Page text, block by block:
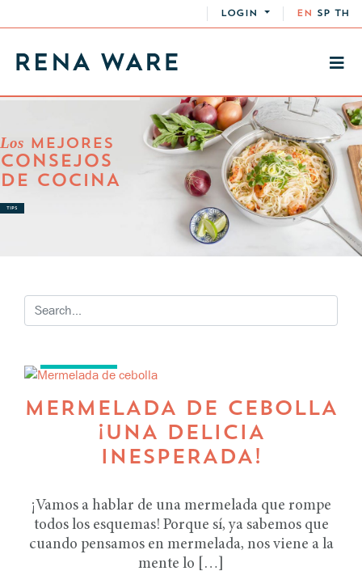
LOGIN EN SP TH
Los MEJORES
CONSEJOS
DE COCINA
TIPS
MERMELADA DE CEBOLLA
¡UNA DELICIA
INESPERADA!
¡Vamos a hablar de una mermelada que rompe
todos los esquemas! Porque sí, ya sabemos que
cuando pensamos en mermelada, nos viene a la
mente lo […]